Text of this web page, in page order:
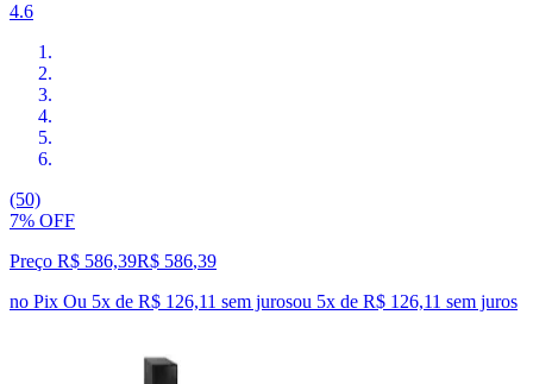
4.6
(50)
7% OFF
Preço R$ 586,39R$ 586,39
no Pix Ou 5x de R$ 126,11 sem jurosou 5x de R$ 126,11 sem juros